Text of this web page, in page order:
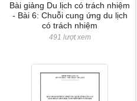
Bài giảng Du lịch có trách nhiệm
- Bài 6: Chuỗi cung ứng du lịch
có trách nhiệm
491 lượt xem